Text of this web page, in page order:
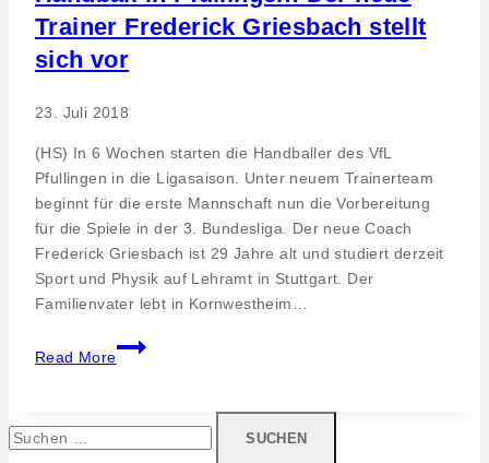
Eröffnung.
Trainer Frederick Griesbach stellt
sich vor
23. Juli 2018
(HS) In 6 Wochen starten die Handballer des VfL
Pfullingen in die Ligasaison. Unter neuem Trainerteam
beginnt für die erste Mannschaft nun die Vorbereitung
für die Spiele in der 3. Bundesliga. Der neue Coach
Frederick Griesbach ist 29 Jahre alt und studiert derzeit
Sport und Physik auf Lehramt in Stuttgart. Der
Familienvater lebt in Kornwestheim…
Read More
Handball
in
Suchen
nach: